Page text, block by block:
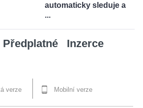
automaticky sleduje a
...
Předplatné Inzerce
verze Mobilní verze